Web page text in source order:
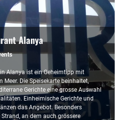
Alanya
Alanya ist ein Geheimtipp mit
Die Speisekarte beinhaltet,
Gerichte eine grosse Auswahl
Einheimische Gerichte und
das Angebot. Besonders
an dem auch grössere